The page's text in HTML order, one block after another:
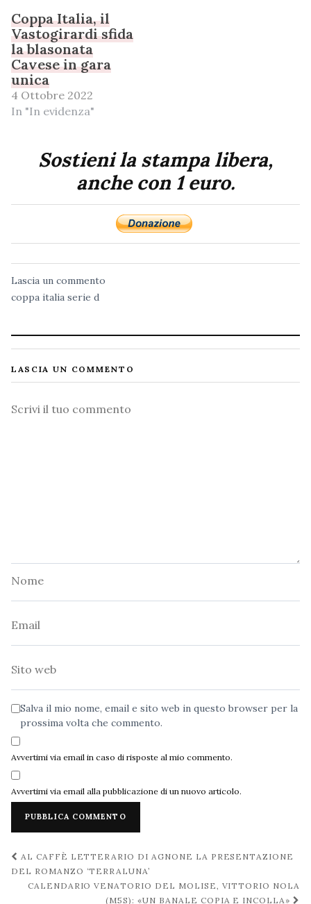
Coppa Italia, il
Vastogirardi sfida
la blasonata
Cavese in gara
unica
4 Ottobre 2022
In "In evidenza"
Sostieni la stampa libera,
anche con 1 euro.
Lascia un commento
coppa italia serie d
LASCIA UN COMMENTO
Commento
Salva il mio nome, email e sito web in questo browser per la
prossima volta che commento.
Avvertimi via email in caso di risposte al mio commento.
Avvertimi via email alla pubblicazione di un nuovo articolo.
Navigazione
post
AL CAFFÈ LETTERARIO DI AGNONE LA PRESENTAZIONE
DEL ROMANZO ‘TERRALUNA’
CALENDARIO VENATORIO DEL MOLISE, VITTORIO NOLA
(M5S): «UN BANALE COPIA E INCOLLA»